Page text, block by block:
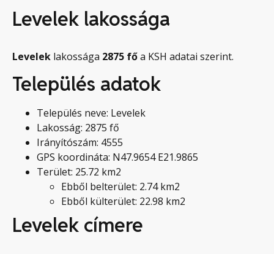
Levelek lakossága
Levelek lakossága 2875 főa KSH adatai szerint.
Település adatok
Település neve: Levelek
Lakosság: 2875 fő
Irányítószám: 4555
GPS koordináta: N47.9654 E21.9865
Terület: 25.72 km2
Ebből belterület: 2.74 km2
Ebből külterület: 22.98 km2
Levelek címere